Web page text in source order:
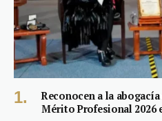
Reconocen a la
Mérito Profesional 2026